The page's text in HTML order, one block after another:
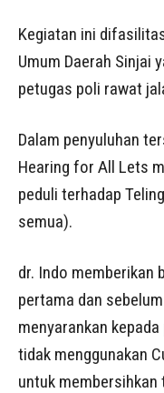
Kegiatan ini
Umum Daerah Sinjai
petugas poli rawat
Dalam penyuluhan
Hearing for All Lets
peduli terhadap
semua).
dr. Indo memberikan
pertama dan
menyarankan
tidak menggunakan
untuk